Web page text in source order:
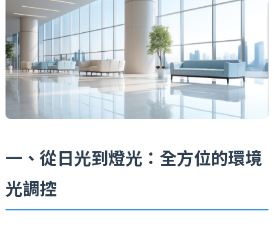
一、從日光到燈光：全方位的環境
光調控